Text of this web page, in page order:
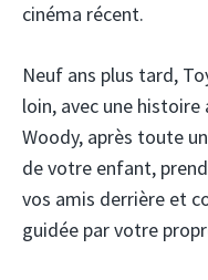
cinéma récent.
Neuf ans plus tard,
loin, avec une histoire
Woody, après toute
de votre enfant,
vos amis derrière et
guidée par votre